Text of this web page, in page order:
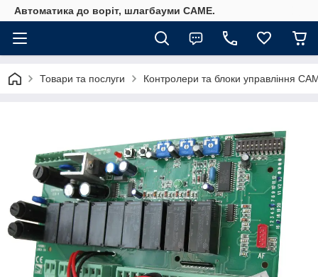
Автоматика до воріт, шлагбауми CAME.
Товари та послуги Контролери та блоки управління